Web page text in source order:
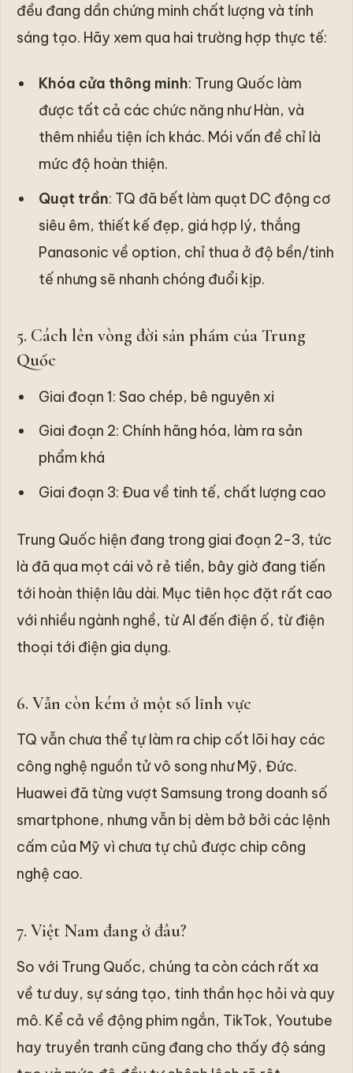
đều đang dần chứng minh chất lượng và tính
sáng tạo. Hãy xem qua hai trường hợp thực tế:
Khóa cửa thông minh: Trung Quốc làm
được tất cả các chức năng như Hàn, và
thêm nhiều tiện ích khác. Mói vấn đề chỉ là
mức độ hoàn thiện.
Quạt trần: TQ đã bết làm quạt DC động cơ
siêu êm, thiết kế đẹp, giá hợp lý, thắng
Panasonic về option, chỉ thua ở độ bền/tinh
tế nhưng sẽ nhanh chóng đuổi kịp.
5. Cách lên vòng đời sản phẩm của Trung
Quốc
Giai đoạn 1: Sao chép, bê nguyên xi
Giai đoạn 2: Chính hãng hóa, làm ra sản
phẩm khá
Giai đoạn 3: Đua về tinh tế, chất lượng cao
Trung Quốc hiện đang trong giai đoạn 2-3, tức
là đã qua mọt cái vỏ rẻ tiền, bây giờ đang tiến
tới hoàn thiện lâu dài. Mục tiên học đặt rất cao
với nhiều ngành nghề, từ AI đến điện ố, từ điện
thoại tới điện gia dụng.
6. Vẫn còn kém ở một số lĩnh vực
TQ vẫn chưa thể tự làm ra chip cốt lõi hay các
công nghệ nguồn tử vô song như Mỹ, Đức.
Huawei đã từng vượt Samsung trong doanh số
smartphone, nhưng vẫn bị dèm bở bởi các lệnh
cấm của Mỹ vì chưa tự chủ được chip công
nghệ cao.
7. Việt Nam đang ở đâu?
So với Trung Quốc, chúng ta còn cách rất xa
về tư duy, sự sáng tạo, tinh thần học hỏi và quy
mô. Kể cả về động phim ngắn, TikTok, Youtube
hay truyền tranh cũng đang cho thấy độ sáng